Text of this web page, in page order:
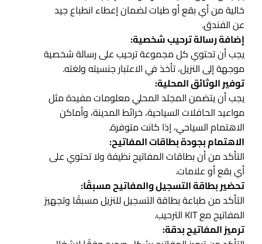
خالية من أي بقع أو طيات لضمان إعطاء انطباع جيد
عن الفندق.
إضافة رسالة ترحيب شخصية:
يجب أن تحتوي كل مجموعة ترحيب على رسالة شخصية
موجهة إلى النزيل، تأخذ في الاعتبار جنسيته ولغته.
توفير الوثائق المحلية:
يجب أن يتضمن المجلد المحلي معلومات مفيدة مثل
مواعيد الحافلات السياحية، خرائط المدينة، وأماكن
الاهتمام السياحي، إذا كانت متوفرة.
الاهتمام بجودة بطاقات المفاتيح:
التأكد من أن بطاقات المفاتيح نظيفة ولا تحتوي على
أي بقع أو علامات.
تحضير بطاقة التسجيل والمفاتيح مسبقًا:
التأكد من طباعة بطاقة التسجيل للنزيل مسبقًا وتجهيز
المفاتيح مع KIT الترحيب.
ترميز المفاتيح بدقة: